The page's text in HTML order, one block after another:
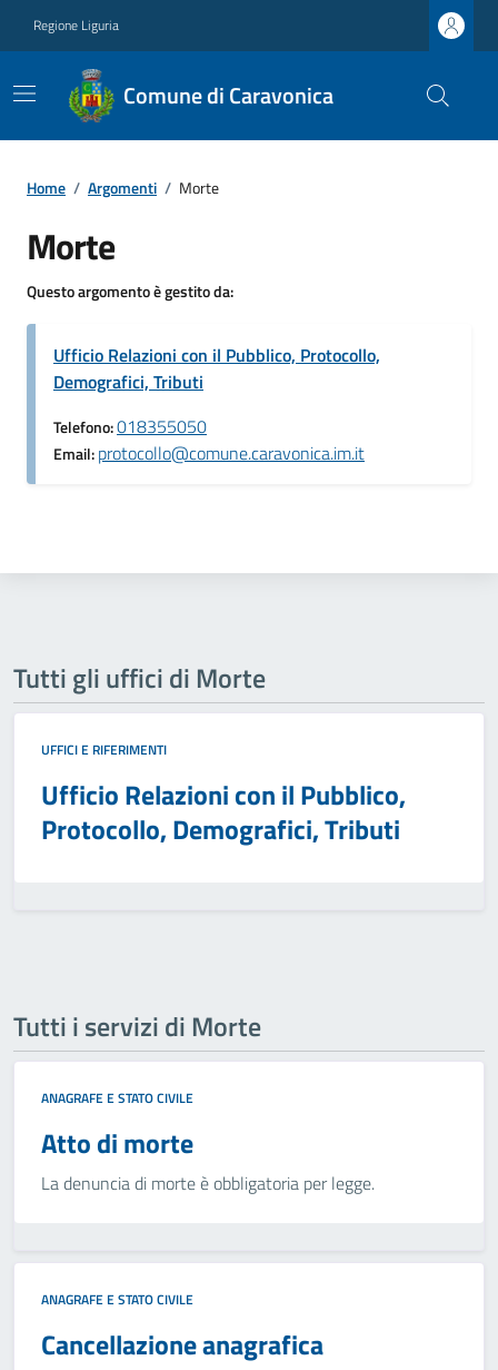
Regione Liguria
Comune di Caravonica
Home / Argomenti / Morte
Morte
Questo argomento è gestito da:
Ufficio Relazioni con il Pubblico, Protocollo,
Demografici, Tributi
Telefono:018355050
Email:protocollo@comune.caravonica.im.it
Tutti gli uffici di Morte
UFFICI E RIFERIMENTI
Ufficio Relazioni con il Pubblico,
Protocollo, Demografici, Tributi
Tutti i servizi di Morte
ANAGRAFE E STATO CIVILE
Atto di morte
La denuncia di morte è obbligatoria per legge.
ANAGRAFE E STATO CIVILE
Cancellazione anagrafica